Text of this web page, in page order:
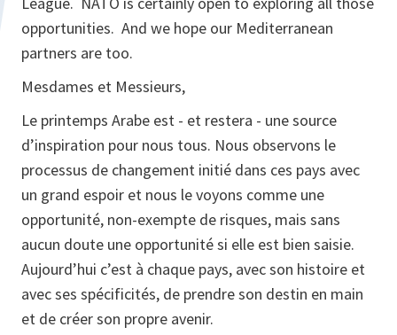
opportunities. And we hope our Mediterranean
partners are too.
Mesdames et Messieurs,
Le printemps Arabe est - et restera - une source
d’inspiration pour nous tous. Nous observons le
processus de changement initié dans ces pays avec
un grand espoir et nous le voyons comme une
opportunité, non-exempte de risques, mais sans
aucun doute une opportunité si elle est bien saisie.
Aujourd’hui c’est à chaque pays, avec son histoire et
avec ses spécificités, de prendre son destin en main
et de créer son propre avenir.